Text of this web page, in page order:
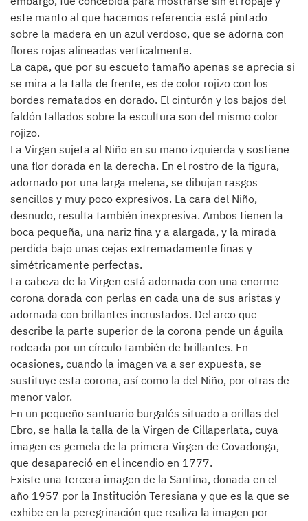
este manto al que hacemos referencia está pintado
sobre la madera en un azul verdoso, que se adorna con
flores rojas alineadas verticalmente.
La capa, que por su escueto tamaño apenas se aprecia si
se mira a la talla de frente, es de color rojizo con los
bordes rematados en dorado. El cinturón y los bajos del
faldón tallados sobre la escultura son del mismo color
rojizo.
La Virgen sujeta al Niño en su mano izquierda y sostiene
una flor dorada en la derecha. En el rostro de la figura,
adornado por una larga melena, se dibujan rasgos
sencillos y muy poco expresivos. La cara del Niño,
desnudo, resulta también inexpresiva. Ambos tienen la
boca pequeña, una nariz fina y a alargada, y la mirada
perdida bajo unas cejas extremadamente finas y
simétricamente perfectas.
La cabeza de la Virgen está adornada con una enorme
corona dorada con perlas en cada una de sus aristas y
adornada con brillantes incrustados. Del arco que
describe la parte superior de la corona pende un águila
rodeada por un círculo también de brillantes. En
ocasiones, cuando la imagen va a ser expuesta, se
sustituye esta corona, así como la del Niño, por otras de
menor valor.
En un pequeño santuario burgalés situado a orillas del
Ebro, se halla la talla de la Virgen de Cillaperlata, cuya
imagen es gemela de la primera Virgen de Covadonga,
que desapareció en el incendio en 1777.
Existe una tercera imagen de la Santina, donada en el
año 1957 por la Institución Teresiana y que es la que se
exhibe en la peregrinación que realiza la imagen por